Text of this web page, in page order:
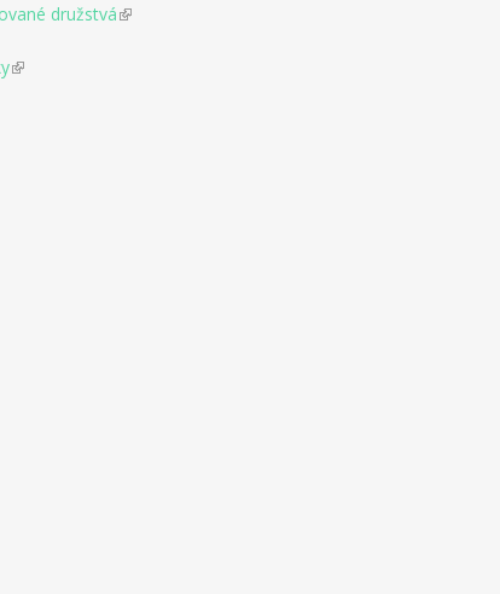
družstvá(link is external)
(link is external)